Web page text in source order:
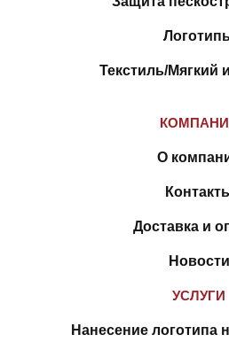
Текстиль/Мягкий
О
Доставка и
Новости
УСЛУГИ
Нанесение логотипа